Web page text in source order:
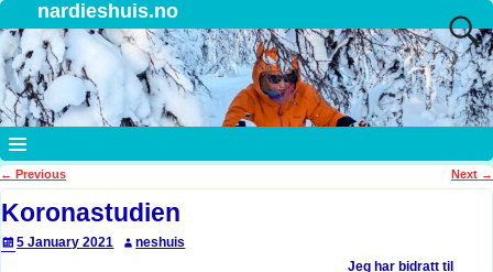
nardieshuis.no
Post navigation
← Previous Next →
Koronastudien
5 January 2021
neshuis
Jeg har bidratt til